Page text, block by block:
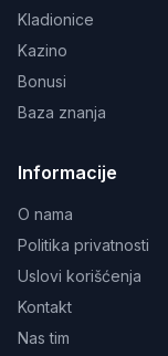
Kladionice
Kazino
Bonusi
Baza znanja
Informacije
O nama
Politika privatnosti
Uslovi korišćenja
Kontakt
Nas tim